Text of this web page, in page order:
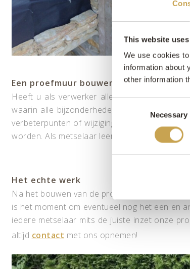
This website
We use cookies
information about
other information
Necessary
Een proefmuur bouwen
Heeft u als verwerker alle voorschriften
waarin alle bijzonderheden nogmaals met
verbeterpunten of wijzigingen. Op deze
worden. Als metselaar leert u enorm veel van
Het echte werk
Na het bouwen van de proefmuur is het tijd
is het moment om eventueel nog het een en
iedere metselaar mits de juiste inzet onze
altijd contact met ons opnemen!